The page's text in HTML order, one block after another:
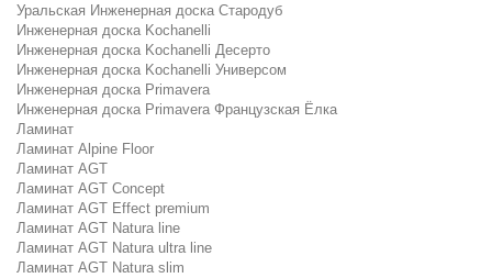
Уральская Инженерная доска Стародуб
Инженерная доска Kochanelli
Инженерная доска Kochanelli Десерто
Инженерная доска Kochanelli Универсом
Инженерная доска Primavera
Инженерная доска Primavera Французская Ёлка
Ламинат
Ламинат Alpine Floor
Ламинат AGT
Ламинат AGT Concept
Ламинат AGT Effect premium
Ламинат AGT Natura line
Ламинат AGT Natura ultra line
Ламинат AGT Natura slim